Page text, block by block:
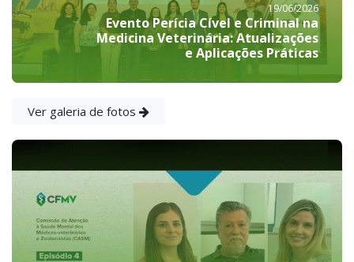
19/06/2026
Evento Perícia Cível e Criminal na
Medicina Veterinária: Atualizações
e Aplicações Práticas
Ver galeria de fotos